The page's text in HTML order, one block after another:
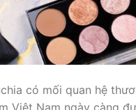
có mối quan hệ
Việt Nam ngày càng